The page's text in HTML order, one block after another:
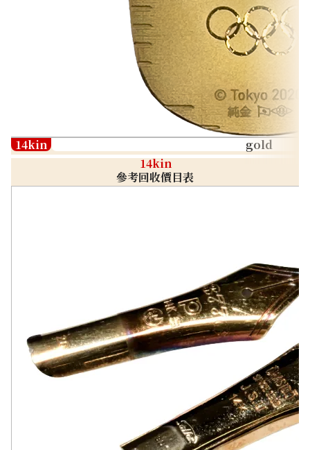
14kin
gold
14kin
參考回收價目表